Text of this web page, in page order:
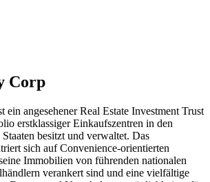
Corp
angesehener Real Estate Investment Trust
erstklassiger Einkaufszentren in den
besitzt und verwaltet. Das
sich auf Convenience-orientierten
Immobilien von führenden nationalen
verankert sind und eine vielfältige